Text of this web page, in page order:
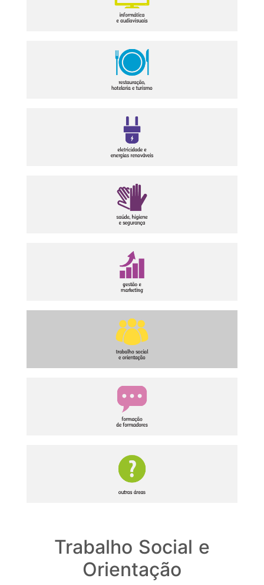
Trabalho Social e
Orientação